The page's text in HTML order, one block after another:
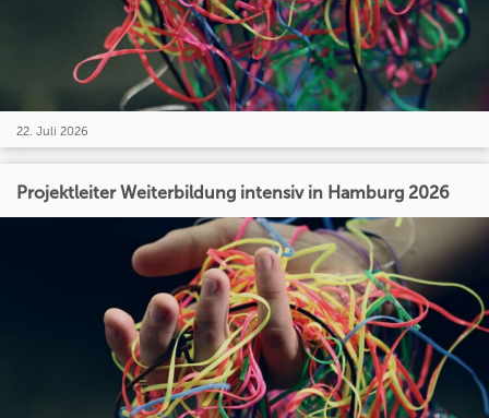
22. Juli 2026
Projektleiter Weiterbildung intensiv in Hamburg 2026